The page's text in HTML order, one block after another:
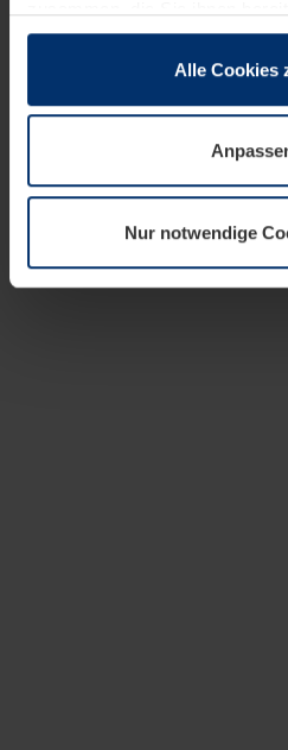
sie im Rahmen Ihrer Nutzung
wenn diese für den Betrieb
notwendig sind. Für alle
wir Ihre Erlaubnis. Ihre
Datenschutzerklärung
widerrufen.
Alle Cookies
Nur notwendige